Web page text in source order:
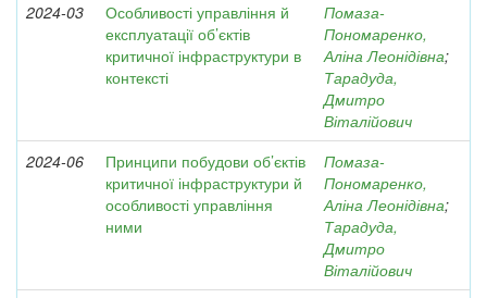
2024-03
Особливості управління й
експлуатації об’єктів
критичної інфраструктури в
контексті
Помаза-
Пономаренко,
Аліна Леонідівна;
Тарадуда,
Дмитро
Віталійович
2024-06
Принципи побудови об’єктів
критичної інфраструктури й
особливості управління
ними
Помаза-
Пономаренко,
Аліна Леонідівна;
Тарадуда,
Дмитро
Віталійович